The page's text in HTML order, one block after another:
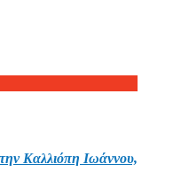
Καλλιόπη Ιωάννου,